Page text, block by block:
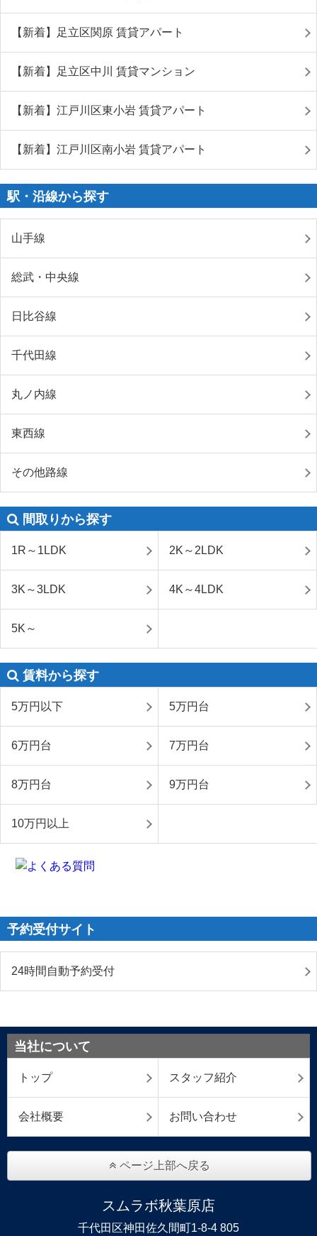
【新着】足立区関原 賃貸アパート
【新着】足立区中川 賃貸マンション
【新着】江戸川区東小岩 賃貸アパート
【新着】江戸川区南小岩 賃貸アパート
駅・沿線から探す
山手線
総武・中央線
日比谷線
千代田線
丸ノ内線
東西線
その他路線
間取りから探す
1R～1LDK 2K～2LDK
3K～3LDK 4K～4LDK
5K～
賃料から探す
5万円以下 5万円台
6万円台 7万円台
8万円台 9万円台
10万円以上
予約受付サイト
24時間自動予約受付
当社について
トップ スタッフ紹介
会社概要 お問い合わせ
ページ上部へ戻る
スムラボ秋葉原店
千代田区神田佐久間町1-8-4 805